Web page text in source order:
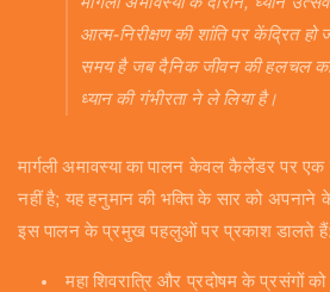
आत्म-निरीक्षण की शांति पर केंद्रित हो
समय है जब दैनिक जीवन की हलचल
ध्यान की गंभीरता ने ले लिया है।
मार्गली अमावस्या का पालन केवल कैलेंडर पर
नहीं है; यह हनुमान की भक्ति के सार को अपनाने
इस पालन के प्रमुख पहलुओं पर प्रकाश डालते हैं:
महा शिवरात्रि और प्रदोषम के प्रसंगों